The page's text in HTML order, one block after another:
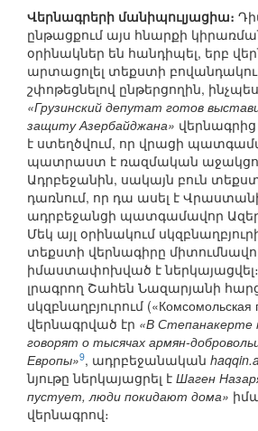
Վերնագրերի մանիպուլյացիա։
ընթացքում այս հնարքի
օրինակներ են հանդիպել, երբ
արտացոլել տեքստի
շփոթեցնելով ընթերցողին,
«Грузинский депутат готов
защиту Азербайджана»
է ստեղծվում, որ վրացի
պատրաստ է ռազմական
Ադրբեջանին, սակայն բուն
դառնում, որ դա ասել է
ադրբեջանցի պատգամավոր Ազեր
Մեկ այլ օրինակում
տեքստի վերնագիրը
իմաստափոխված է ներկայացվել։
լրագրող Շահեն Նազարյանի
սկզբնաղբյուրում («Комсомольская
վերնագրված էր «В Степанакерте
говорят о тысячах армян-
Европы»9, ադրբեջանական
նյութը ներկայացրել է Шаген
пустует, люди покидают дома»
վերնագրով։